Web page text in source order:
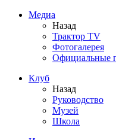
Медиа
Назад
Трактор TV
Фотогалерея
Официальные
Клуб
Назад
Руководство
Музей
Школа